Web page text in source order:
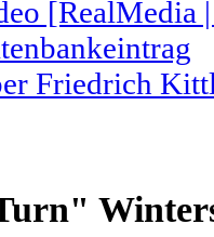
[RealMedia
Friedrich